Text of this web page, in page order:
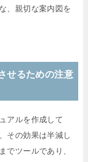
、親切な案内図を
せるための注意
アルを作成して
その効果は半減し
でツールであり、